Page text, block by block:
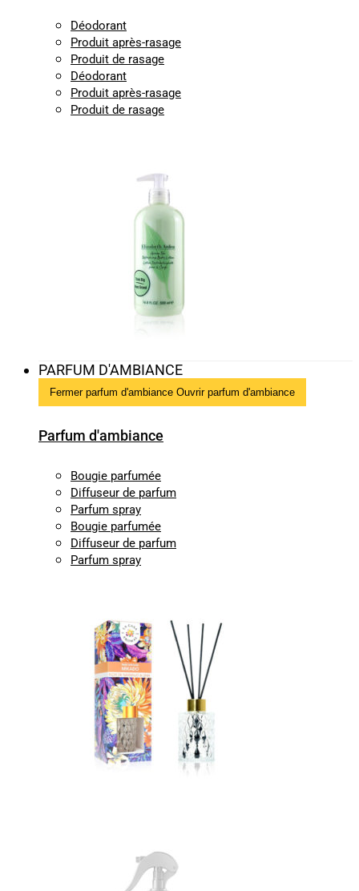
Déodorant
Produit après-rasage
Produit de rasage
Déodorant
Produit après-rasage
Produit de rasage
PARFUM D'AMBIANCE
Fermer parfum d'ambiance Ouvrir parfum d'ambiance
Parfum d'ambiance
Bougie parfumée
Diffuseur de parfum
Parfum spray
Bougie parfumée
Diffuseur de parfum
Parfum spray